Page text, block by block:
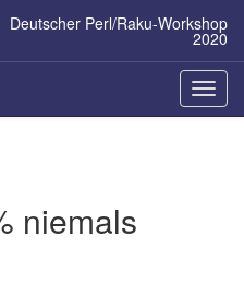
Deutscher Perl/Raku-Workshop
2020
ein-/
niemals